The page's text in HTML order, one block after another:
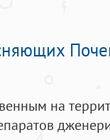
на